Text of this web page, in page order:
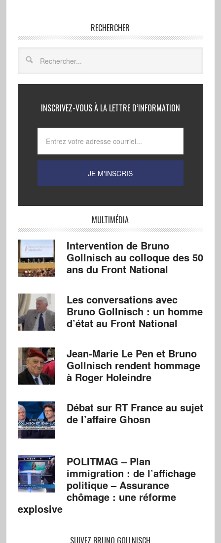
RECHERCHER
INSCRIVEZ-VOUS À LA LETTRE D’INFORMATION
MULTIMÉDIA
Intervention de Bruno
Gollnisch au colloque des 50
ans du Front National
Les conversations avec
Bruno Gollnisch : un homme
d’état au Front National
Jean-Marie Le Pen et Bruno
Gollnisch rendent hommage
à Roger Holeindre
Débat sur RT France au sujet
de l’affaire Ghosn
POLITMAG – Plan
immigration : de l’affichage
politique – Assurance
chômage : une réforme
explosive
SUIVEZ BRUNO GOLLNISCH